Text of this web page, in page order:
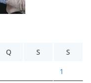
Q S S
1